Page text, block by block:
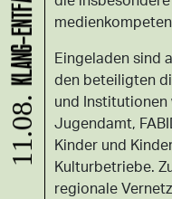
Eingeladen sind
den beteiligten
und Institutionen
Jugendamt,
Kinder und
Kulturbetriebe.
regionale
11.08.